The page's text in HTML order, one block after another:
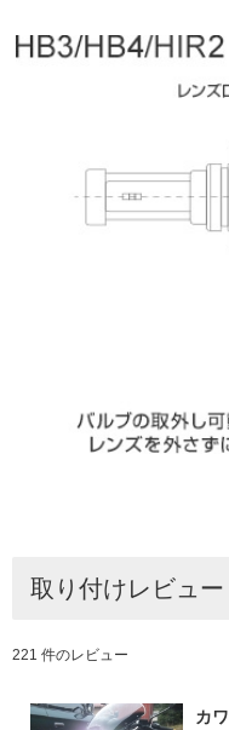
取り付けレビュー
221 件のレビュー
カ